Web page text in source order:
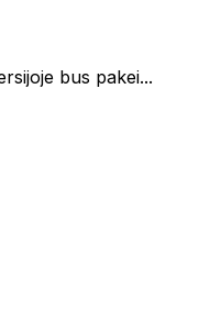
bus pakei...